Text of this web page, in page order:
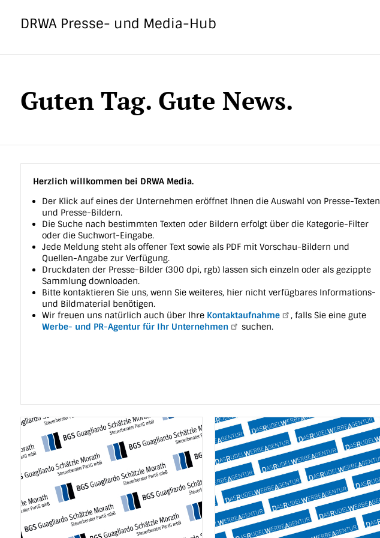
InhaltDRWA Presse- und Media-Hub
Guten Tag. Gute News.
Herzlich willkommen bei DRWA Media.
Der Klick auf eines der Unternehmen eröffnet Ihnen die Auswahl von Presse-Texten
und Presse-Bildern.
Die Suche nach bestimmten Texten oder Bildern erfolgt über die Kategorie-Filter
oder die Suchwort-Eingabe.
Jede Meldung steht als offener Text sowie als PDF mit Vorschau-Bildern und
Quellen-Angabe zur Verfügung.
Druckdaten der Presse-Bilder (300 dpi, rgb) lassen sich einzeln oder als gezippte
Sammlung downloaden.
Bitte kontaktieren Sie uns, wenn Sie weiteres, hier nicht verfügbares Informations-
und Bildmaterial benötigen.
Wir freuen uns natürlich auch über Ihre Kontaktaufnahme
, falls Sie eine gute
Werbe- und PR-Agentur für Ihr Unternehmen
suchen.